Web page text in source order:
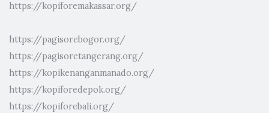
https://kopiforemakassar.org/
https://pagisorebogor.org/
https://pagisoretangerang.org/
https://kopikenanganmanado.org/
https://kopiforedepok.org/
https://kopiforebali.org/